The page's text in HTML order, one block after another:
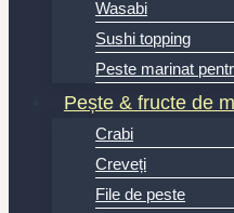
Wasabi
Sushi topping
Peste marinat
Pește & fructe de
Crabi
Creveți
File de peste